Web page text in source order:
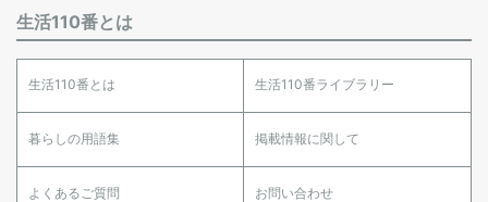
生活110番とは
生活110番とは 生活110番ライブラリー
暮らしの用語集 掲載情報に関して
よくあるご質問 お問い合わせ